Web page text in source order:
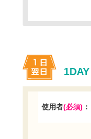
使用者(必須) ：